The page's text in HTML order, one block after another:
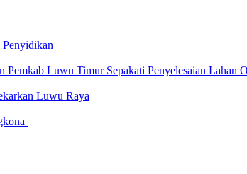
Luwu Timur Sepakati Penyelesaian Lahan
Luwu Raya